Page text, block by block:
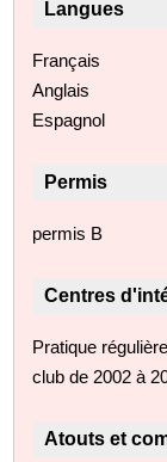
Langues
Français
Anglais
Espagnol
Permis
permis B
Centres
Pratique
club de 2002 à
Atouts et